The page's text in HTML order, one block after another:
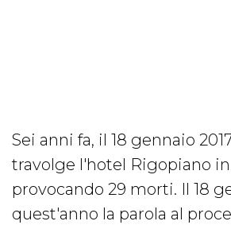
Sei anni fa, il 18 gennaio
travolge l'hotel Rigopiano
provocando 29 morti. Il 18
quest'anno la parola al